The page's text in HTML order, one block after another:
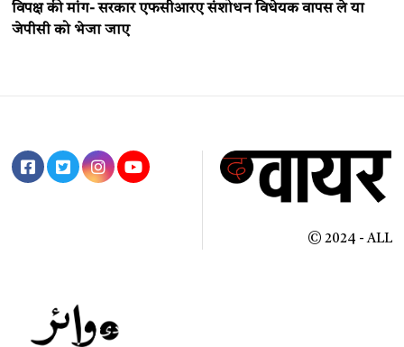
विपक्ष की मांग- सरकार एफसीआरए संशोधन विधेयक वापस ले या
जेपीसी को भेजा जाए
© 2024 - ALL